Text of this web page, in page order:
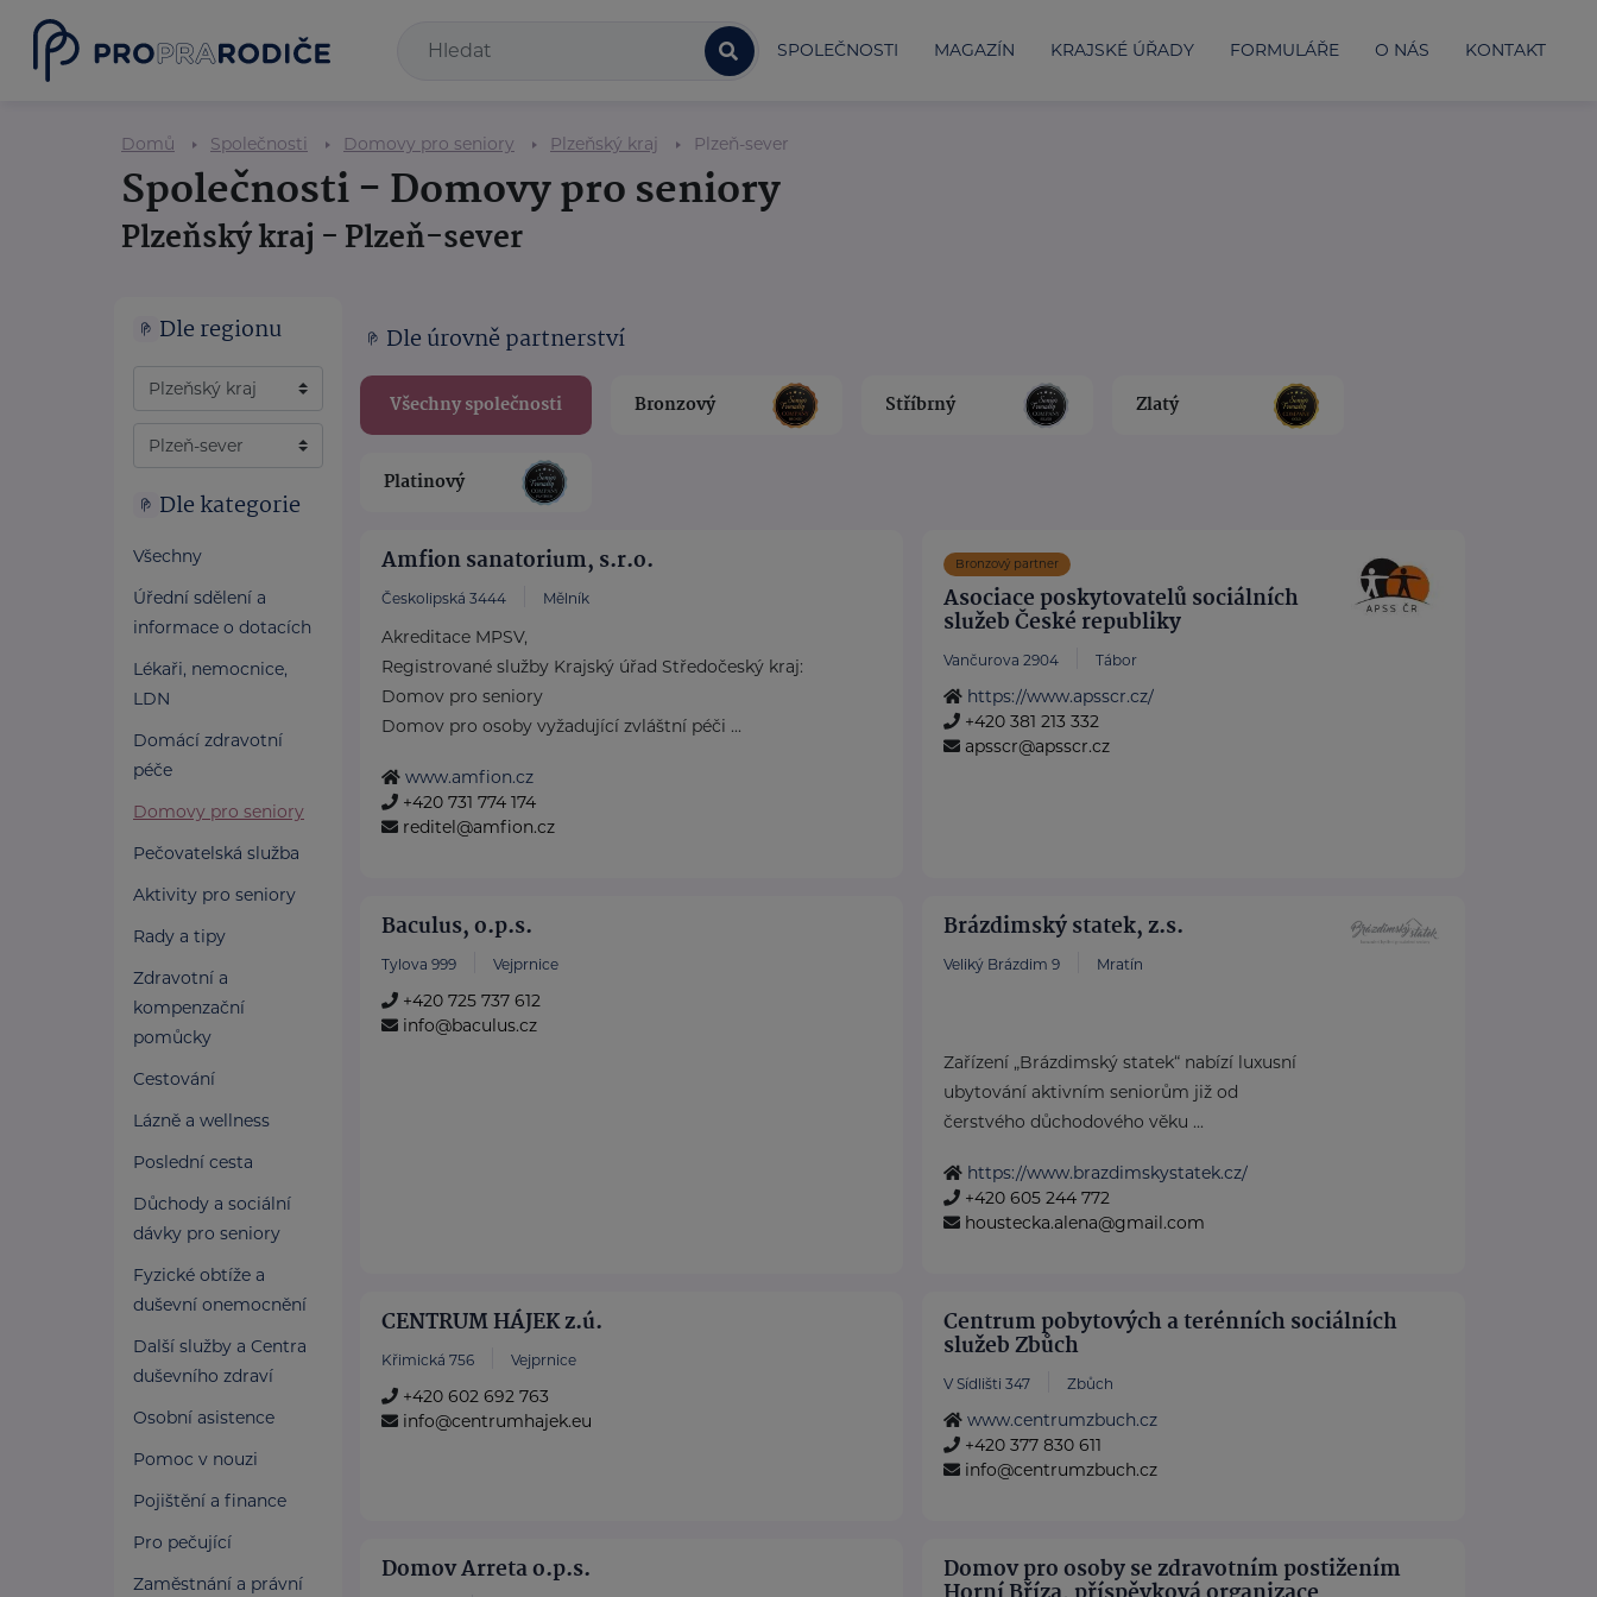
SPOLEČNOSTI MAGAZÍN KRAJSKÉ ÚŘADY FORMULÁŘE O NÁS KONTAKT
Domů Společnosti Domovy pro seniory Plzeňský kraj Plzeň-sever
Společnosti - Domovy pro seniory
Plzeňský kraj - Plzeň-sever
Dle regionu
Dle kategorie
Všechny
Úřední sdělení a
informace o dotacích
Lékaři, nemocnice,
LDN
Domácí zdravotní
péče
Domovy pro seniory
Pečovatelská služba
Aktivity pro seniory
Rady a tipy
Zdravotní a
kompenzační
pomůcky
Cestování
Lázně a wellness
Poslední cesta
Důchody a sociální
dávky pro seniory
Fyzické obtíže a
duševní onemocnění
Další služby a Centra
duševního zdraví
Osobní asistence
Pomoc v nouzi
Pojištění a finance
Pro pečující
Zaměstnání a právní
Dle úrovně partnerství
Všechny společnosti Bronzový Stříbrný Zlatý
Platinový
Amfion sanatorium, s.r.o.
Českolipská 3444 Mělník
Akreditace MPSV,
Registrované služby Krajský úřad Středočeský kraj:
Domov pro seniory
Domov pro osoby vyžadující zvláštní péči ...
www.amfion.cz
+420 731 774 174
reditel@amfion.cz
Bronzový partner
Asociace poskytovatelů sociálních
služeb České republiky
Vančurova 2904 Tábor
https://www.apsscr.cz/
+420 381 213 332
apsscr@apsscr.cz
Baculus, o.p.s.
Tylova 999 Vejprnice
+420 725 737 612
info@baculus.cz
Brázdimský statek, z.s.
Veliký Brázdim 9 Mratín
Zařízení „Brázdimský statek“ nabízí luxusní
ubytování aktivním seniorům již od
čerstvého důchodového věku ...
https://www.brazdimskystatek.cz/
+420 605 244 772
houstecka.alena@gmail.com
CENTRUM HÁJEK z.ú.
Křimická 756 Vejprnice
+420 602 692 763
info@centrumhajek.eu
Centrum pobytových a terénních sociálních
služeb Zbůch
V Sídlišti 347 Zbůch
www.centrumzbuch.cz
+420 377 830 611
info@centrumzbuch.cz
Domov Arreta o.p.s. Domov pro osoby se zdravotním postižením